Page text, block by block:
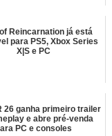
Reincarnation já está
para PS5, Xbox Series
X|S e PC
26 ganha primeiro trailer
e abre pré-venda
PC e consoles